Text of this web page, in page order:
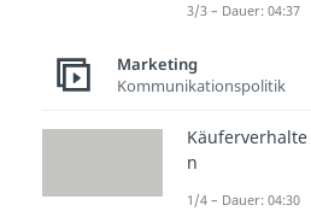
3/3 – Dauer: 04:37
Marketing
Kommunikationspolitik
Käuferverhalte
n
1/4 – Dauer: 04:30